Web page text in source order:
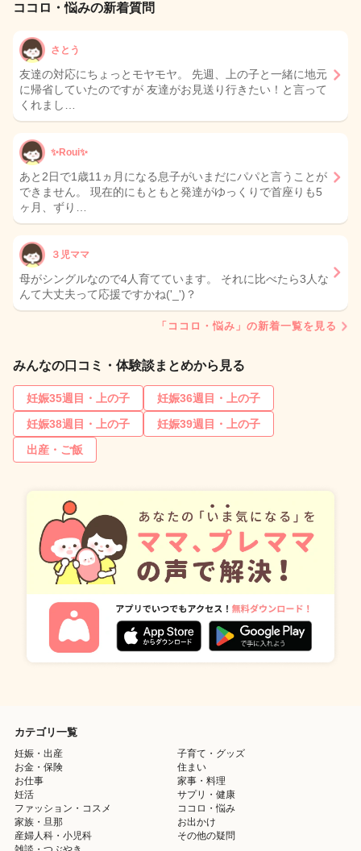
ココロ・悩みの新着質問
さとう
友達の対応にちょっとモヤモヤ。 先週、上の子と一緒に地元
に帰省していたのですが 友達がお見送り行きたい！と言って
くれまし…
✨Roui✨
あと2日で1歳11ヵ月になる息子がいまだにパパと言うことが
できません。 現在的にもともと発達がゆっくりで首座りも5
ヶ月、ずり…
３児ママ
母がシングルなので4人育てています。 それに比べたら3人な
んて大丈夫って応援ですかね('_')？
「ココロ・悩み」の新着一覧を見る
みんなの口コミ・体験談まとめから見る
妊娠35週目・上の子
妊娠36週目・上の子
妊娠38週目・上の子
妊娠39週目・上の子
出産・ご飯
カテゴリ一覧
妊娠・出産
子育て・グッズ
お金・保険
住まい
お仕事
家事・料理
妊活
サプリ・健康
ファッション・コスメ
ココロ・悩み
家族・旦那
お出かけ
産婦人科・小児科
その他の疑問